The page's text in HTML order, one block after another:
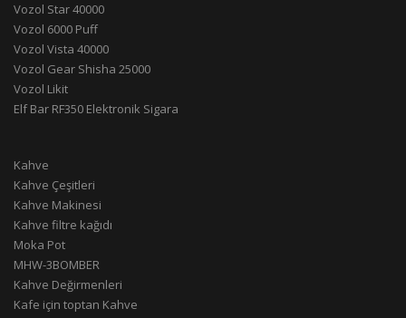
Vozol Star 40000
Vozol 6000 Puff
Vozol Vista 40000
Vozol Gear Shisha 25000
Vozol Likit
Elf Bar RF350 Elektronik Sigara
Kahve
Kahve Çeşitleri
Kahve Makinesi
Kahve filtre kağıdı
Moka Pot
MHW-3BOMBER
Kahve Değirmenleri
Kafe için toptan Kahve